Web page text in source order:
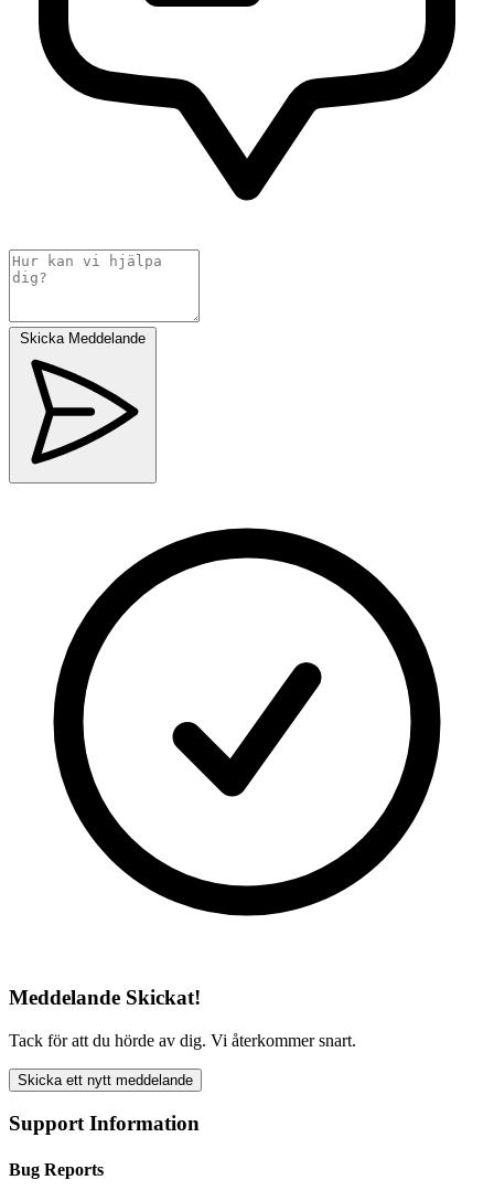
Skicka Meddelande
Meddelande Skickat!
Tack för att du hörde av dig. Vi återkommer snart.
Skicka ett nytt meddelande
Support Information
Bug Reports